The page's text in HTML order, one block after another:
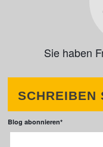
Sie haben
SCHREIBEN
Blog abonnieren*